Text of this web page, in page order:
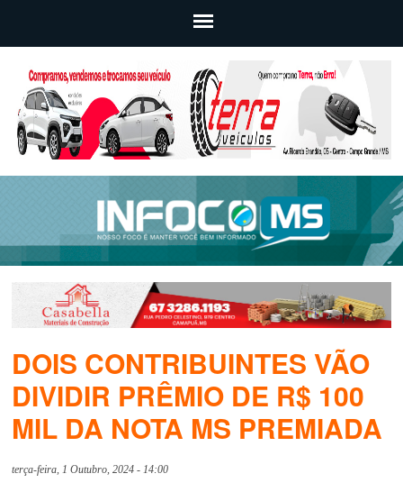
DOIS CONTRIBUINTES VÃO
DIVIDIR PRÊMIO DE R$ 100
MIL DA NOTA MS PREMIADA
terça-feira, 1 Outubro, 2024 - 14:00